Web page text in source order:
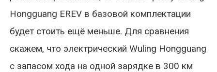
Hongguang EREV в базовой комплектации
будет стоить ещё меньше. Для сравнения
скажем, что электрический Wuling Hongguang
с запасом хода на одной зарядке в 300 км